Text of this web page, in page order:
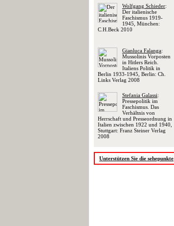
Wolfgang Schieder:
Der italienische
Faschismus 1919-
1945, München:
C.H.Beck 2010
Gianluca Falanga:
Mussolinis Vorposten
in Hitlers Reich.
Italiens Politik in
Berlin 1933-1945, Berlin: Ch.
Links Verlag 2008
Stefania Galassi:
Pressepolitik im
Faschismus. Das
Verhältnis von
Herrschaft und Presseordnung in
Italien zwischen 1922 und 1940,
Stuttgart: Franz Steiner Verlag
2008
Unterstützen Sie die sehepunkte